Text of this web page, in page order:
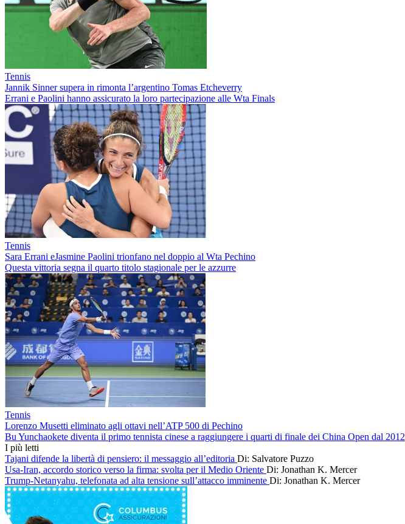
Tennis
Jannik Sinner supera in rimonta l’argentino Tomas Etcheverry
Errani e Paolini hanno assicurato la loro partecipazione alle Wta Finals
Tennis
Sara Errani eJasmine Paolini trionfano nel doppio al Wta Pechino
Questa vittoria segna il quarto titolo stagionale per le azzurre
Tennis
Lorenzo Musetti eliminato agli ottavi nell’ATP 500 di Pechino
Bu Yunchaokete diventa il primo tennista cinese a raggiungere i quarti di finale dei China Open dal 2012
I più letti
Tajani difende la libertà di pensiero: il messaggio all’editoria Di: Salvatore Puzzo
Usa-Iran, accordo storico verso la firma: svolta per il Medio Oriente Di: Jonathan K. Mercer
Trump-Netanyahu, telefonata ad alta tensione sull’attacco imminente Di: Jonathan K. Mercer